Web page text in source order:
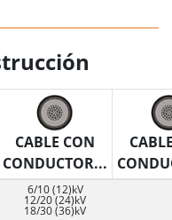
CABLE CON
CONDUCTOR...
6/10 (12)kV
12/20 (24)kV
18/30 (36)kV